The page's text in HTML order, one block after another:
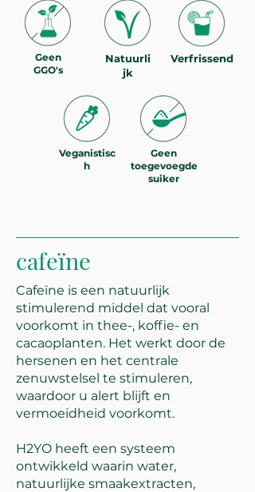
Geen
GGO's
Natuurli
jk
Verfrissend
Veganistisc
h
Geen
toegevoegde
suiker
cafeïne
Cafeïne is een natuurlijk
stimulerend middel dat vooral
voorkomt in thee-, koffie- en
cacaoplanten. Het werkt door de
hersenen en het centrale
zenuwstelsel te stimuleren,
waardoor u alert blijft en
vermoeidheid voorkomt.
H2YO heeft een systeem
ontwikkeld waarin water,
natuurlijke smaakextracten,